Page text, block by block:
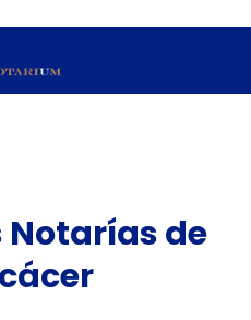
Notarías de